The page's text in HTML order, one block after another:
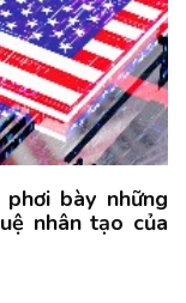
bày những
nhân tạo của